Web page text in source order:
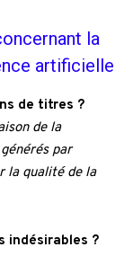
la
artificielle
de titres ?
de la
par
la qualité de la
indésirables ?